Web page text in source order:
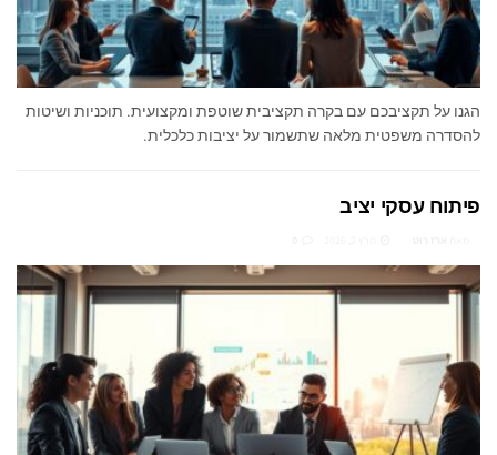
הגנו על תקציבכם עם בקרה תקציבית שוטפת ומקצועית. תוכניות ושיטות
להסדרה משפטית מלאה שתשמור על יציבות כלכלית.
פיתוח עסקי יציב